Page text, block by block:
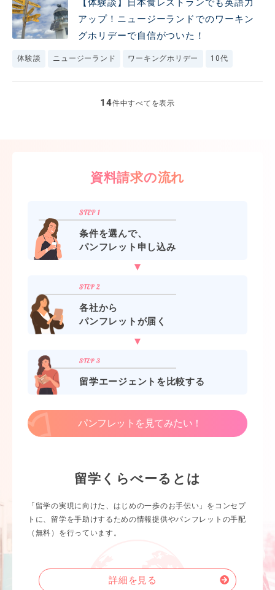
【体験談】日本食レストランでも英語力
アップ！ニュージーランドでのワーキン
グホリデーで自信がついた！
体験談 ニュージーランド ワーキングホリデー 10代
14件中すべてを表示
資料請求の流れ
条件を選んで、
パンフレット申し込み
各社から
パンフレットが届く
留学エージェントを比較する
パンフレットを見てみたい！
留学くらべーるとは
「留学の実現に向けた、はじめの一歩のお手伝い」をコンセプ
トに、留学を手助けするための情報提供やパンフレットの手配
（無料）を行っています。
詳細を見る